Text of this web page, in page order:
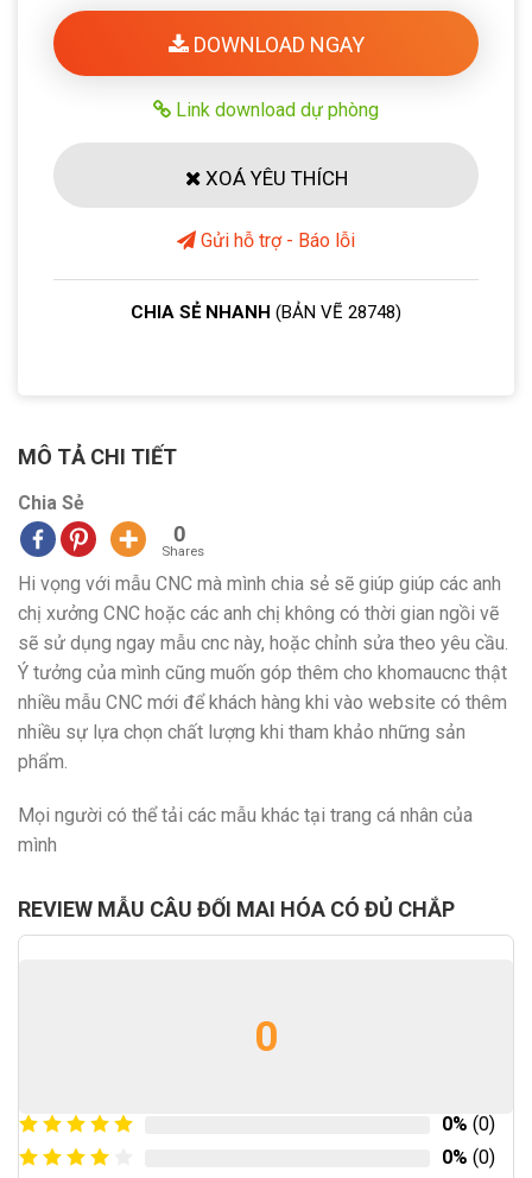
DOWNLOAD NGAY
Link download dự phòng
XOÁ YÊU THÍCH
Gửi hỗ trợ - Báo lỗi
CHIA SẺ NHANH (BẢN VẼ 28748)
MÔ TẢ CHI TIẾT
Chia Sẻ
0
Shares
Hi vọng với mẫu CNC mà mình chia sẻ sẽ giúp giúp các anh
chị xưởng CNC hoặc các anh chị không có thời gian ngồi vẽ
sẽ sử dụng ngay mẫu cnc này, hoặc chỉnh sửa theo yêu cầu.
Ý tưởng của mình cũng muốn góp thêm cho khomaucnc thật
nhiều mẫu CNC mới để khách hàng khi vào website có thêm
nhiều sự lựa chọn chất lượng khi tham khảo những sản
phẩm.
Mọi người có thể tải các mẫu khác tại trang cá nhân của
mình
REVIEW MẪU CÂU ĐỐI MAI HÓA CÓ ĐỦ CHẮP
0
0% (0)
0% (0)